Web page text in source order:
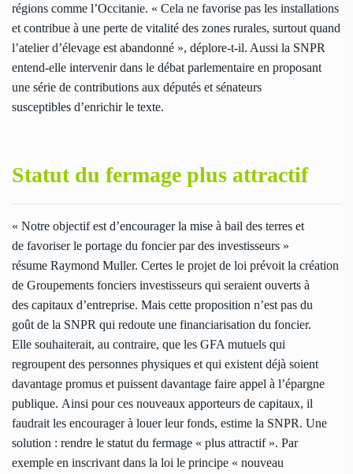
régions comme l’Occitanie. « Cela ne favorise pas les installations
et contribue à une perte de vitalité des zones rurales, surtout quand
l’atelier d’élevage est abandonné », déplore-t-il. Aussi la SNPR
entend-elle intervenir dans le débat parlementaire en proposant
une série de contributions aux députés et sénateurs
susceptibles d’enrichir le texte.
Statut du fermage plus attractif
« Notre objectif est d’encourager la mise à bail des terres et
de favoriser le portage du foncier par des investisseurs »
résume Raymond Muller. Certes le projet de loi prévoit la création
de Groupements fonciers investisseurs qui seraient ouverts à
des capitaux d’entreprise. Mais cette proposition n’est pas du
goût de la SNPR qui redoute une financiarisation du foncier.
Elle souhaiterait, au contraire, que les GFA mutuels qui
regroupent des personnes physiques et qui existent déjà soient
davantage promus et puissent davantage faire appel à l’épargne
publique. Ainsi pour ces nouveaux apporteurs de capitaux, il
faudrait les encourager à louer leur fonds, estime la SNPR. Une
solution : rendre le statut du fermage « plus attractif ». Par
exemple en inscrivant dans la loi le principe « nouveau